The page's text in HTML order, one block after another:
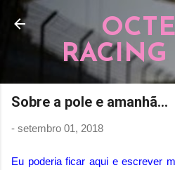
Pular para o
RACING
Sobre a pole e amanhã...
- setembro 01, 2018
Eu poderia ficar aqui e escrever